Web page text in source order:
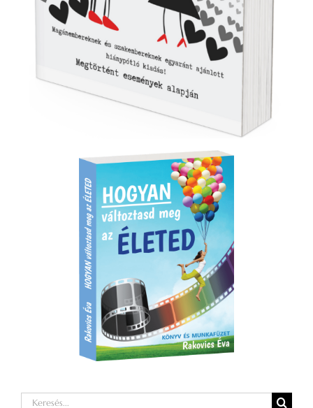
Keresés...